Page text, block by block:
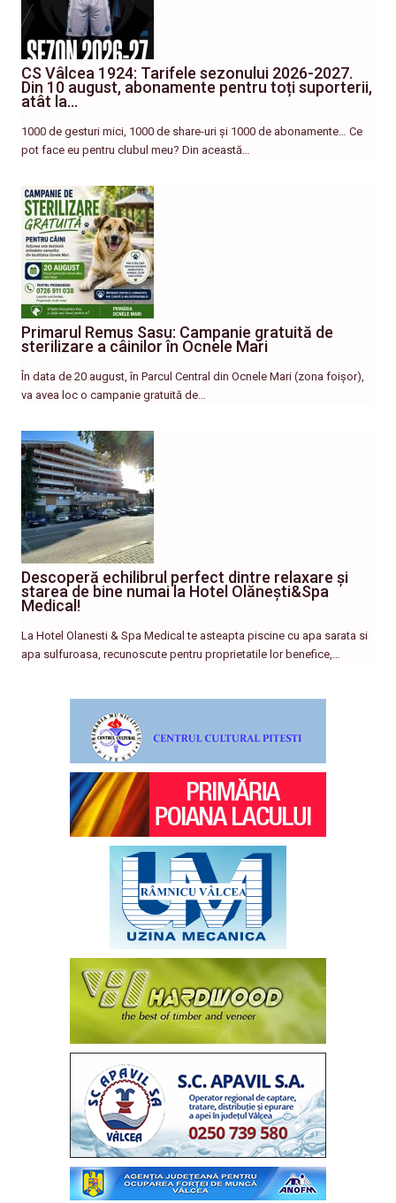
CS Vâlcea 1924: Tarifele sezonului 2026-2027.
Din 10 august, abonamente pentru toți suporterii,
atât la…
1000 de gesturi mici, 1000 de share-uri și 1000 de abonamente… Ce
pot face eu pentru clubul meu? Din această…
Primarul Remus Sasu: Campanie gratuită de
sterilizare a câinilor în Ocnele Mari
În data de 20 august, în Parcul Central din Ocnele Mari (zona foișor),
va avea loc o campanie gratuită de…
Descoperă echilibrul perfect dintre relaxare și
starea de bine numai la Hotel Olănești&Spa
Medical!
La Hotel Olanesti & Spa Medical te asteapta piscine cu apa sarata si
apa sulfuroasa, recunoscute pentru proprietatile lor benefice,…